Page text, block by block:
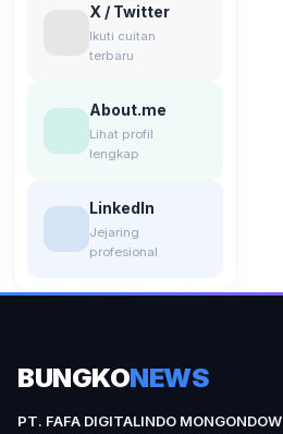
X / Twitter
Ikuti cuitan
terbaru
About.me
Lihat profil
lengkap
LinkedIn
Jejaring
profesional
BUNGKONEWS
PT. FAFA DIGITALINDO MONGONDOW